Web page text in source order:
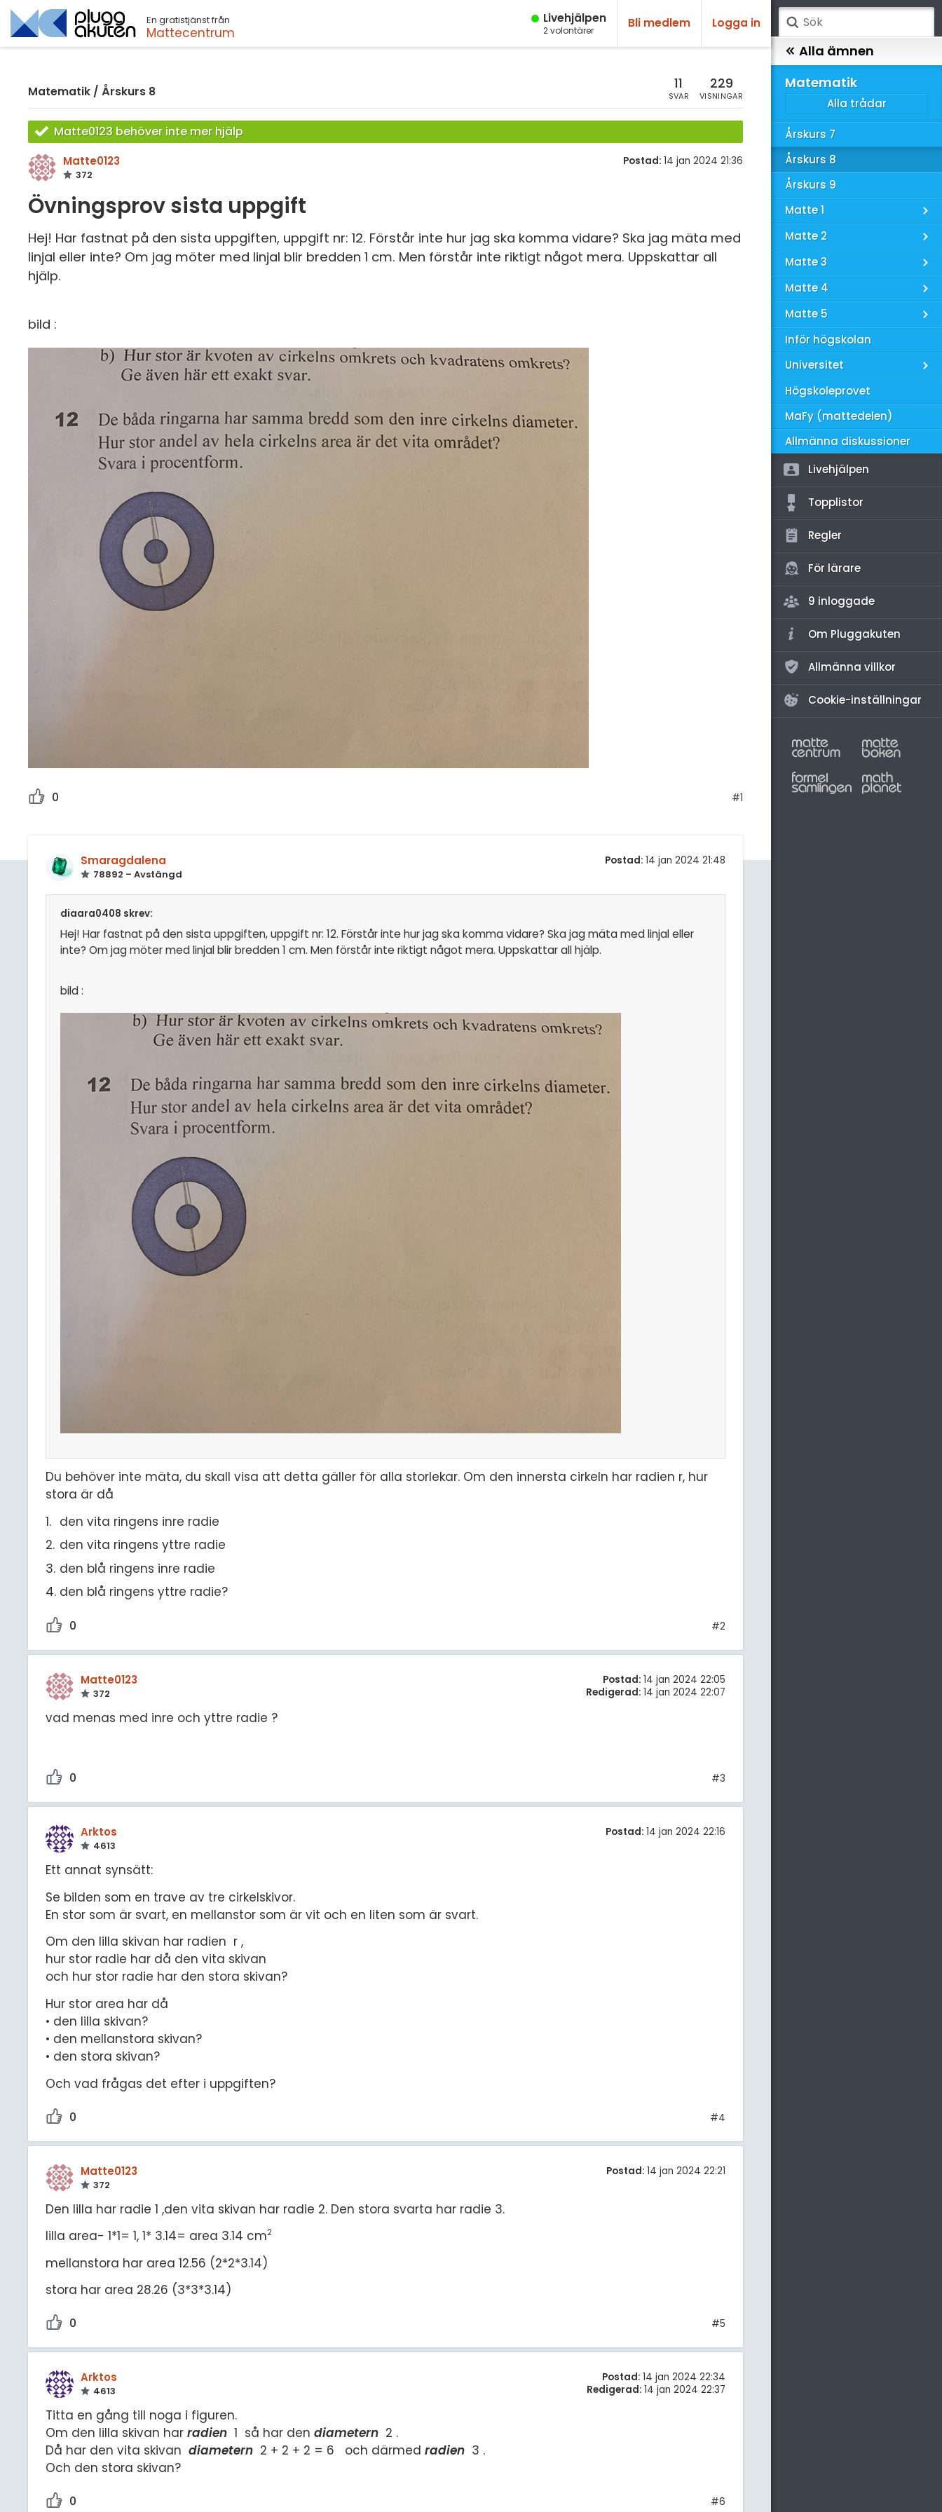
En gratistjänst från
Mattecentrum
Live­hjälpen
2volontärer
Bli medlem Logga in
Matematik / Årskurs 8 11
SVAR
229
VISNINGAR
Matte0123 behöver inte mer hjälp
Matte0123
372
Postad: 14 jan 2024 21:36
Övningsprov sista uppgift
Hej! Har fastnat på den sista uppgiften, uppgift nr: 12. Förstår inte hur jag ska komma vidare? Ska jag mäta med
linjal eller inte? Om jag möter med linjal blir bredden 1 cm. Men förstår inte riktigt något mera. Uppskattar all
hjälp.
bild :
0 #1
Smaragdalena
78892 – Avstängd
Postad: 14 jan 2024 21:48
diaara0408 skrev:
Hej! Har fastnat på den sista uppgiften, uppgift nr: 12. Förstår inte hur jag ska komma vidare? Ska jag mäta med linjal eller
inte? Om jag möter med linjal blir bredden 1 cm. Men förstår inte riktigt något mera. Uppskattar all hjälp.
bild :
Du behöver inte mäta, du skall visa att detta gäller för alla storlekar. Om den innersta cirkeln har radien r, hur
stora är då
den vita ringens inre radie
den vita ringens yttre radie
den blå ringens inre radie
den blå ringens yttre radie?
0 #2
Matte0123
372
Postad: 14 jan 2024 22:05
Redigerad: 14 jan 2024 22:07
vad menas med inre och yttre radie ?
0 #3
Arktos
4613
Postad: 14 jan 2024 22:16
Ett annat synsätt:
Se bilden som en trave av tre cirkelskivor.
En stor som är svart, en mellanstor som är vit och en liten som är svart.
Om den lilla skivan har radien r ,
hur stor radie har då den vita skivan
och hur stor radie har den stora skivan?
Hur stor area har då
• den lilla skivan?
• den mellanstora skivan?
• den stora skivan?
Och vad frågas det efter i uppgiften?
0 #4
Matte0123
372
Postad: 14 jan 2024 22:21
Den lilla har radie 1 ,den vita skivan har radie 2. Den stora svarta har radie 3.
lilla area- 1*1= 1, 1* 3.14= area 3.14 cm2
mellanstora har area 12.56 (2*2*3.14)
stora har area 28.26 (3*3*3.14)
0 #5
Arktos
4613
Postad: 14 jan 2024 22:34
Redigerad: 14 jan 2024 22:37
Titta en gång till noga i figuren.
Om den lilla skivan har radien 1 så har den diametern 2 .
Då har den vita skivan diametern 2 + 2 + 2 = 6 och därmed radien 3 .
Och den stora skivan?
0 #6
Sök
Matematik
Alla ämnen
Matematik
Alla trådar
Årskurs 7
Årskurs 8
Årskurs 9
Matte 1
Matte 2
Matte 3
Matte 4
Matte 5
Inför högskolan
Universitet
Högskoleprovet
MaFy (mattedelen)
Allmänna diskussioner
Livehjälpen
Topplistor
Regler
För lärare
9 inloggade
Om Pluggakuten
Allmänna villkor
Cookie-inställningar
Kemi
Biologi
Teknik & Bygg
Engelska